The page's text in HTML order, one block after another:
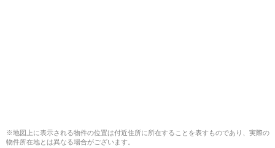
※地図上に表示される物件の位置は付近住所に所在することを表すものであり、実際の
物件所在地とは異なる場合がございます。